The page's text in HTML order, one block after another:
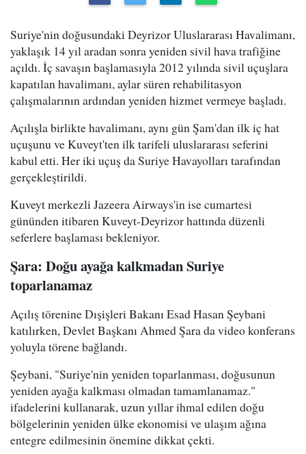
Suriye'nin doğusundaki Deyrizor Uluslararası Havalimanı,
yaklaşık 14 yıl aradan sonra yeniden sivil hava trafiğine
açıldı. İç savaşın başlamasıyla 2012 yılında sivil uçuşlara
kapatılan havalimanı, aylar süren rehabilitasyon
çalışmalarının ardından yeniden hizmet vermeye başladı.
Açılışla birlikte havalimanı, aynı gün Şam'dan ilk iç hat
uçuşunu ve Kuveyt'ten ilk tarifeli uluslararası seferini
kabul etti. Her iki uçuş da Suriye Havayolları tarafından
gerçekleştirildi.
Kuveyt merkezli Jazeera Airways'in ise cumartesi
gününden itibaren Kuveyt-Deyrizor hattında düzenli
seferlere başlaması bekleniyor.
Şara: Doğu ayağa kalkmadan Suriye
toparlanamaz
Açılış törenine Dışişleri Bakanı Esad Hasan Şeybani
katılırken, Devlet Başkanı Ahmed Şara da video konferans
yoluyla törene bağlandı.
Şeybani, "Suriye'nin yeniden toparlanması, doğusunun
yeniden ayağa kalkması olmadan tamamlanamaz."
ifadelerini kullanarak, uzun yıllar ihmal edilen doğu
bölgelerinin yeniden ülke ekonomisi ve ulaşım ağına
entegre edilmesinin önemine dikkat çekti.